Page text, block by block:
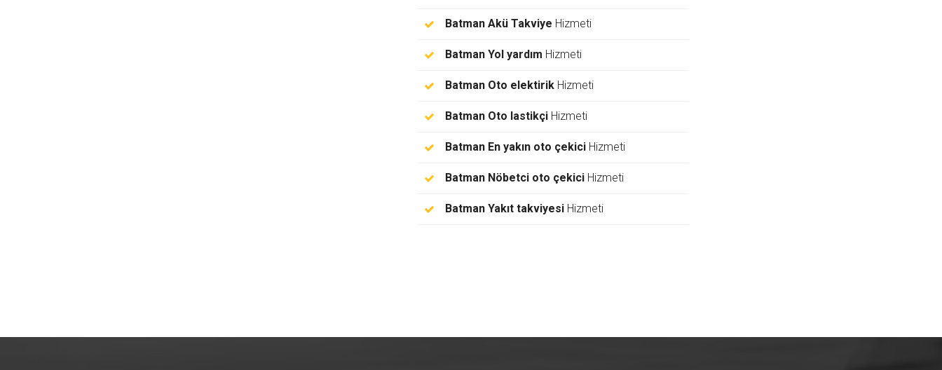
Batman Akü Takviye Hizmeti
Batman Yol yardım Hizmeti
Batman Oto elektirik Hizmeti
Batman Oto lastikçi Hizmeti
Batman En yakın oto çekici Hizmeti
Batman Nöbetci oto çekici Hizmeti
Batman Yakıt takviyesi Hizmeti